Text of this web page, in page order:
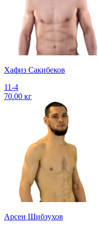
Хафиз Сакибеков
11-4
70.00 кг
Арсен Шибзухов